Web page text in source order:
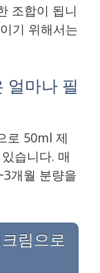
조합이 됩니
기 위해서는
얼마나 필
로 50ml 제
습니다. 매
개월 분량을
림으로